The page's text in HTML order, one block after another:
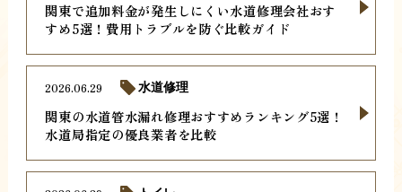
関東で追加料金が発生しにくい水道修理会社おす
すめ5選！費用トラブルを防ぐ比較ガイド
関東の水道管水漏れ修理おすすめランキング5選！
水道局指定の優良業者を比較
2026.06.29 水道修理